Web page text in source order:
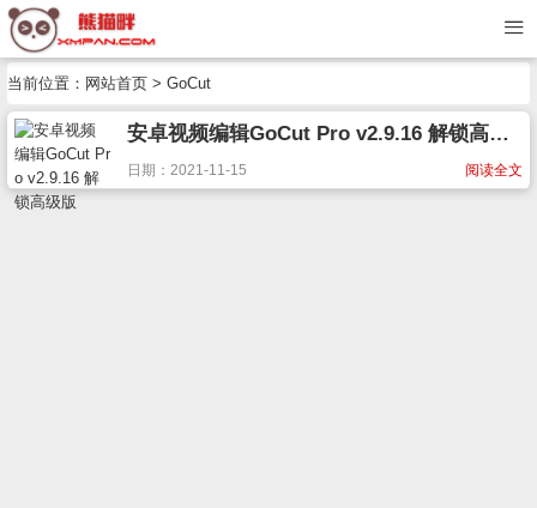
当前位置： 网站首页 > GoCut
安卓视频编辑GoCut Pro v2.9.16 解锁高级版
阅读全文
日期：2021-11-15